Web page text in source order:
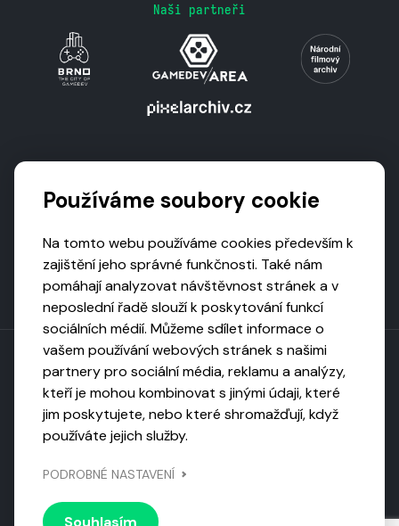
Naši partneři
Toto dílo podléhá licenci CC BY-NC-ND
Uveďte původ, neužívejte komerčně, nezpracovávejte.
Národní knihovnou ČR
Používáme soubory cookie
Na tomto webu používáme cookies především k
zajištění jeho správné funkčnosti. Také nám
pomáhají analyzovat návštěvnost stránek a v
neposlední řadě slouží k poskytování funkcí
sociálních médií. Můžeme sdílet informace o
vašem používání webových stránek s našimi
partnery pro sociální média, reklamu a analýzy,
kteří je mohou kombinovat s jinými údaji, které
jim poskytujete, nebo které shromažďují, když
používáte jejich služby.
PODROBNÉ NASTAVENÍ
Souhlasím